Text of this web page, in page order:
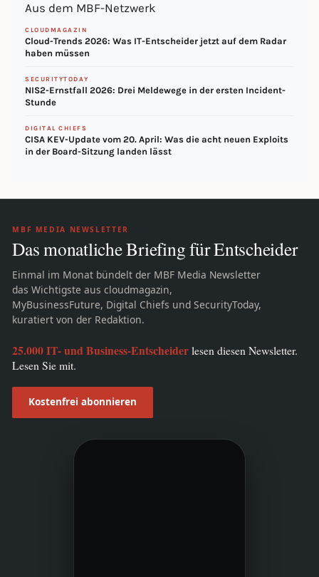
Aus dem MBF-Netzwerk
CLOUDMAGAZIN
Cloud-Trends 2026: Was IT-Entscheider jetzt auf dem Radar
haben müssen
SECURITYTODAY
NIS2-Ernstfall 2026: Drei Meldewege in der ersten Incident-
Stunde
DIGITAL CHIEFS
CISA KEV-Update vom 20. April: Was die acht neuen Exploits
in der Board-Sitzung landen lässt
MBF MEDIA NEWSLETTER
Das monatliche Briefing für Entscheider
Einmal im Monat bündelt der MBF Media Newsletter
das Wichtigste aus cloudmagazin,
MyBusinessFuture, Digital Chiefs und SecurityToday,
kuratiert von der Redaktion.
25.000 IT- und Business-Entscheiderlesen diesen Newsletter.
Lesen Sie mit.
Kostenfrei abonnieren